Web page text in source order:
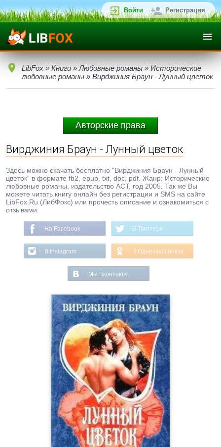
Войти Регистрация
LibFox » Книги » Любовные романы » Исторические
любовные романы » Вирджиния Браун - Лунный цветок
Авторские права
Вирджиния Браун - Лунный цветок
Здесь можно скачать бесплатно "Вирджиния Браун - Лунный
цветок" в формате fb2, epub, txt, doc, pdf. Жанр: Исторические
любовные романы, издательство АСТ, год 2005. Так же Вы
можете читать книгу онлайн без регистрации и SMS на сайте
LibFox.Ru (ЛибФокс) или прочесть описание и ознакомиться с
отзывами.
На Facebook В Твиттере
В Instagram В Одноклассниках
Мы Вконтакте